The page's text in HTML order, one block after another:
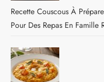
Recette Couscous À
Pour Des Repas En Famille